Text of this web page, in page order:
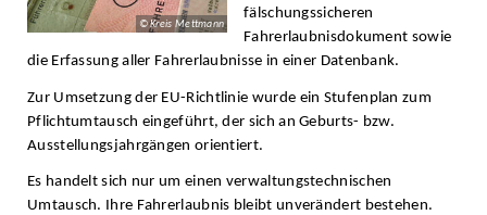
© Kreis Mettmann
fälschungssicheren
Fahrerlaubnisdokument sowie
die Erfassung aller Fahrerlaubnisse in einer Datenbank.
Zur Umsetzung der EU-Richtlinie wurde ein Stufenplan zum
Pflichtumtausch eingeführt, der sich an Geburts- bzw.
Ausstellungsjahrgängen orientiert.
Es handelt sich nur um einen verwaltungstechnischen
Umtausch. Ihre Fahrerlaubnis bleibt unverändert bestehen.